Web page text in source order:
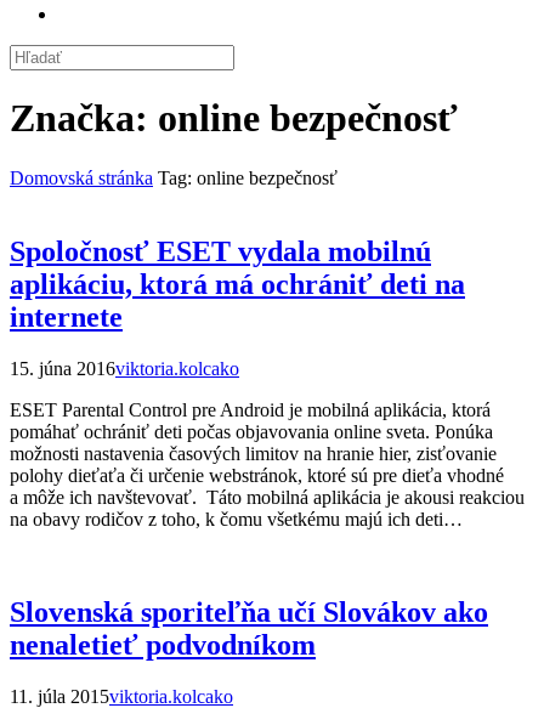
Značka: online bezpečnosť
Domovská stránka Tag: online bezpečnosť
Spoločnosť ESET vydala mobilnú
aplikáciu, ktorá má ochrániť deti na
internete
15. júna 2016viktoria.kolcako
ESET Parental Control pre Android je mobilná aplikácia, ktorá
pomáhať ochrániť deti počas objavovania online sveta. Ponúka
možnosti nastavenia časových limitov na hranie hier, zisťovanie
polohy dieťaťa či určenie webstránok, ktoré sú pre dieťa vhodné
a môže ich navštevovať. Táto mobilná aplikácia je akousi reakciou
na obavy rodičov z toho, k čomu všetkému majú ich deti…
Slovenská sporiteľňa učí Slovákov ako
nenaletieť podvodníkom
11. júla 2015viktoria.kolcako